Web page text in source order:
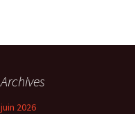
Archives
juin 2026